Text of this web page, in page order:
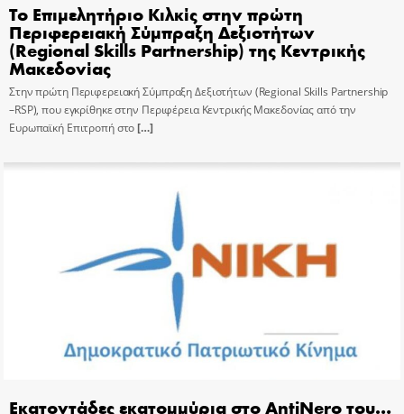
Το Επιμελητήριο Κιλκίς στην πρώτη
Περιφερειακή Σύμπραξη Δεξιοτήτων
(Regional Skills Partnership) της Κεντρικής
Μακεδονίας
Στην πρώτη Περιφερειακή Σύμπραξη Δεξιοτήτων (Regional Skills Partnership
–RSP), που εγκρίθηκε στην Περιφέρεια Κεντρικής Μακεδονίας από την
Ευρωπαϊκή Επιτροπή στο[…]
Εκατοντάδες εκατομμύρια στο AntiNero του…